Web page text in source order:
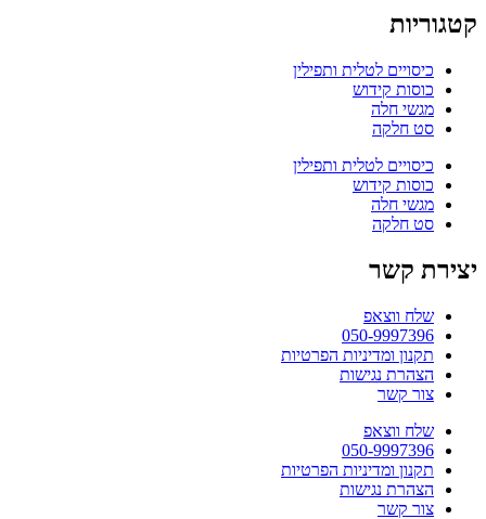
קטגוריות
כיסויים לטלית ותפילין
כוסות קידוש
מגשי חלה
סט חלקה
כיסויים לטלית ותפילין
כוסות קידוש
מגשי חלה
סט חלקה
יצירת קשר
שלח ווצאפ
050-9997396
תקנון ומדיניות הפרטיות
הצהרת נגישות
צור קשר
שלח ווצאפ
050-9997396
תקנון ומדיניות הפרטיות
הצהרת נגישות
צור קשר